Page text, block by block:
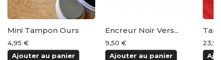
Mini Tampon Ours
4,95 €
Ajouter au panier
Encreur Noir Vers...
9,50 €
Ajouter au panier